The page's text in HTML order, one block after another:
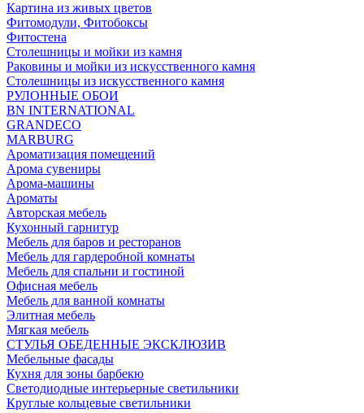
Картина из живых цветов
Фитомодули, Фитобоксы
Фитостена
Столешницы и мойки из камня
Раковины и мойки из искусственного камня
Столешницы из искусственного камня
РУЛОННЫЕ ОБОИ
BN INTERNATIONAL
GRANDECO
MARBURG
Ароматизация помещений
Арома сувениры
Арома-машины
Ароматы
Авторская мебель
Кухонный гарнитур
Мебель для баров и ресторанов
Мебель для гардеробной комнаты
Мебель для спальни и гостиной
Офисная мебель
Мебель для ванной комнаты
Элитная мебель
Мягкая мебель
СТУЛЬЯ ОБЕДЕННЫЕ ЭКСКЛЮЗИВ
Мебельные фасады
Кухня для зоны барбекю
Светодиодные интерьерные светильники
Круглые кольцевые светильники